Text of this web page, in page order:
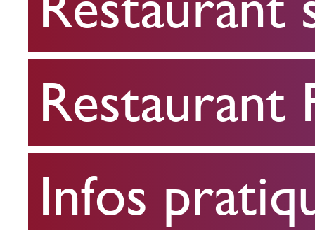
Restaurant
FPA
Infos
pratiques
Restaurant
Infos